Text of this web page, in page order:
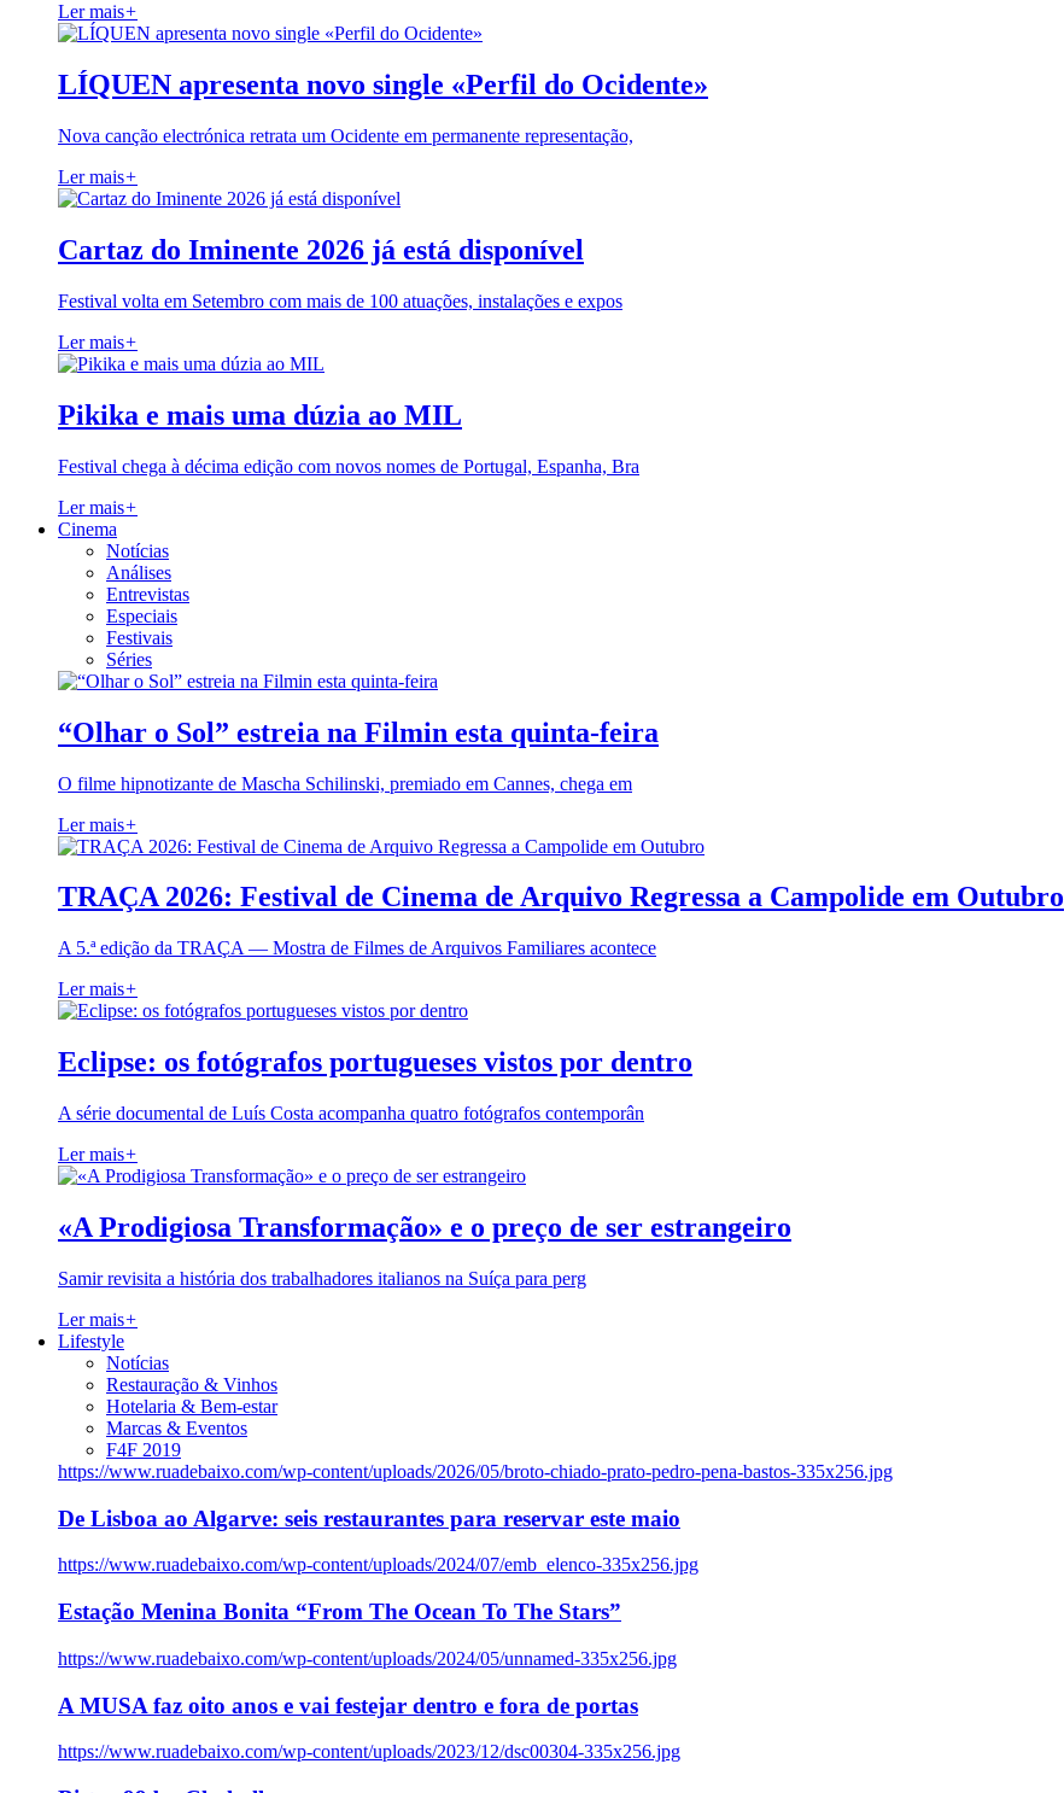
Ler mais+
LÍQUEN apresenta novo single «Perfil do Ocidente»
Nova canção electrónica retrata um Ocidente em permanente representação,
Ler mais+
Cartaz do Iminente 2026 já está disponível
Festival volta em Setembro com mais de 100 atuações, instalações e expos
Ler mais+
Pikika e mais uma dúzia ao MIL
Festival chega à décima edição com novos nomes de Portugal, Espanha, Bra
Ler mais+
Cinema
Notícias
Análises
Entrevistas
Especiais
Festivais
Séries
“Olhar o Sol” estreia na Filmin esta quinta-feira
O filme hipnotizante de Mascha Schilinski, premiado em Cannes, chega em
Ler mais+
TRAÇA 2026: Festival de Cinema de Arquivo Regressa a Campolide em Outubro
A 5.ª edição da TRAÇA — Mostra de Filmes de Arquivos Familiares acontece
Ler mais+
Eclipse: os fotógrafos portugueses vistos por dentro
A série documental de Luís Costa acompanha quatro fotógrafos contemporân
Ler mais+
«A Prodigiosa Transformação» e o preço de ser estrangeiro
Samir revisita a história dos trabalhadores italianos na Suíça para perg
Ler mais+
Lifestyle
Notícias
Restauração & Vinhos
Hotelaria & Bem-estar
Marcas & Eventos
F4F 2019
https://www.ruadebaixo.com/wp-content/uploads/2026/05/broto-chiado-prato-pedro-pena-bastos-335x256.jpg
De Lisboa ao Algarve: seis restaurantes para reservar este maio
https://www.ruadebaixo.com/wp-content/uploads/2024/07/emb_elenco-335x256.jpg
Estação Menina Bonita “From The Ocean To The Stars”
https://www.ruadebaixo.com/wp-content/uploads/2024/05/unnamed-335x256.jpg
A MUSA faz oito anos e vai festejar dentro e fora de portas
https://www.ruadebaixo.com/wp-content/uploads/2023/12/dsc00304-335x256.jpg